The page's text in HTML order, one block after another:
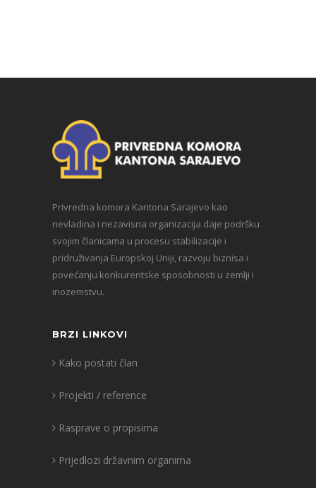
Privredna komora Kantona Sarajevo kao
nevladina i nezavisna organizacija daje podršku
svojim članicama u procesu stabilizacije i
pridruživanja Europskoj Uniji, razvoju biznisa i
povećanju konkurentske sposobnosti u zemlji i
inozemstvu.
BRZI LINKOVI
Kako postati član
Projekti / reference
Rasprave o propisima
Prijedlozi državnim organima